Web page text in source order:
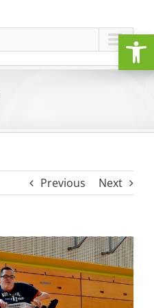
Previous Next